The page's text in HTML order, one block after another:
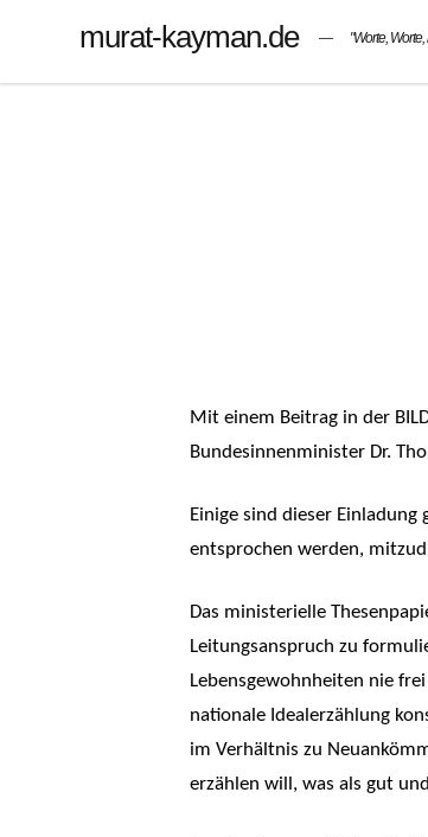
murat-kayman.de "Worte,
Mit einem Beitrag in der
Bundesinnenminister Dr.
Einige sind dieser
entsprochen werden,
Das ministerielle
Leitungsanspruch zu
Lebensgewohnheiten nie
nationale Idealerzählung
im Verhältnis zu
erzählen will, was als gut